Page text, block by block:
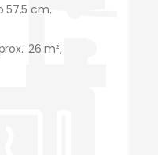
57,5 cm,
26 m²,